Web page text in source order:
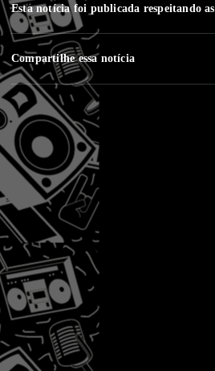
Esta notícia foi publicada respeitando as
Compartilhe essa notícia